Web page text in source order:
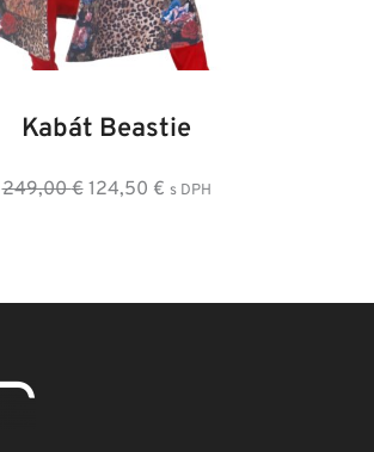
Kabát Beastie
249,00€ Pôvodná
124,50 €Aktuálna
s DPH